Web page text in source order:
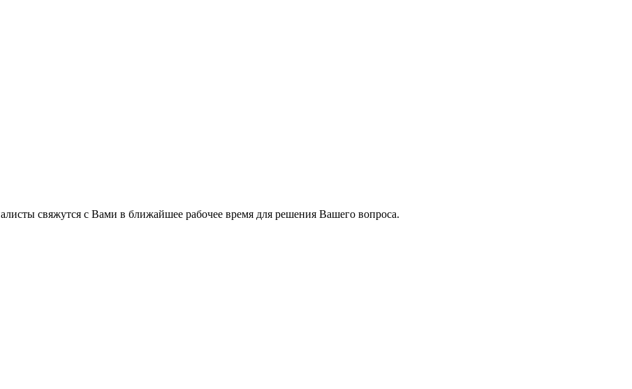
свяжутся с Вами в ближайшее рабочее время для решения Вашего вопроса.